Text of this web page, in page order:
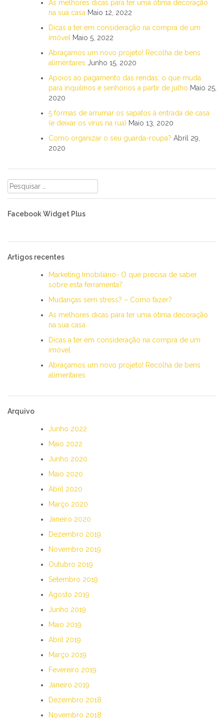
As melhores dicas para ter uma ótima decoração
na sua casa Maio 12, 2022
Dicas a ter em consideração na compra de um
imóvel
Maio 5, 2022
Abraçamos um novo projeto! Recolha de bens
alimentares Junho 15, 2020
Apoios ao pagamento das rendas: o que muda
para inquilinos e senhorios a partir de julho Maio 25,
2020
5 formas de arrumar os sapatos à entrada de casa
(e deixar os vírus na rua) Maio 13, 2020
Como organizar o seu guarda-roupa? Abril 29,
2020
Pesquisar
por:
Facebook Widget Plus
Artigos recentes
Marketing Imobiliário- O que precisa de saber
sobre esta ferramenta?
Mudanças sem stress? – Como fazer?
As melhores dicas para ter uma ótima decoração
na sua casa
Dicas a ter em consideração na compra de um
imóvel
Abraçamos um novo projeto! Recolha de bens
alimentares
Arquivo
Junho 2022
Maio 2022
Junho 2020
Maio 2020
Abril 2020
Março 2020
Janeiro 2020
Dezembro 2019
Novembro 2019
Outubro 2019
Setembro 2019
Agosto 2019
Junho 2019
Maio 2019
Abril 2019
Março 2019
Fevereiro 2019
Janeiro 2019
Dezembro 2018
Novembro 2018